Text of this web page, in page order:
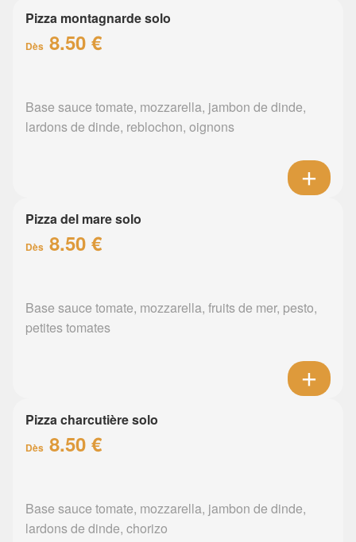
Pizza montagnarde solo
Dès 8.50 €
Base sauce tomate, mozzarella, jambon de dinde,
lardons de dinde, reblochon, oignons
Pizza del mare solo
Dès 8.50 €
Base sauce tomate, mozzarella, fruits de mer, pesto,
petites tomates
Pizza charcutière solo
Dès 8.50 €
Base sauce tomate, mozzarella, jambon de dinde,
lardons de dinde, chorizo